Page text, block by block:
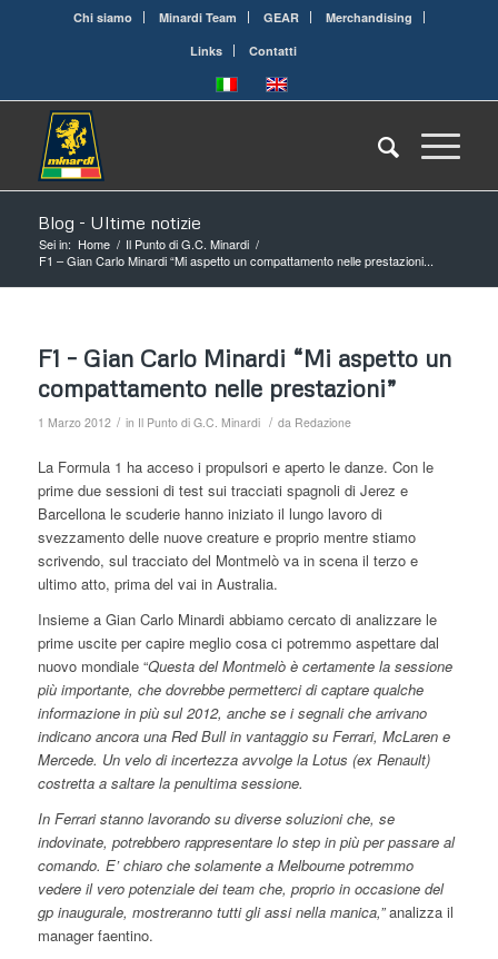
Chi siamo Minardi Team GEAR
Merchandising
Links
Contatti
Blog - Ultime notizie
Sei in: Home / Il Punto di G.C. Minardi /
F1 – Gian Carlo Minardi “Mi aspetto un compattamento nelle prestazioni...
F1 – Gian Carlo Minardi “Mi aspetto un
compattamento nelle prestazioni”
1 Marzo 2012 / in Il Punto di G.C. Minardi / da Redazione
La Formula 1 ha acceso i propulsori e aperto le danze. Con le
prime due sessioni di test sui tracciati spagnoli di Jerez e
Barcellona le scuderie hanno iniziato il lungo lavoro di
svezzamento delle nuove creature e proprio mentre stiamo
scrivendo, sul tracciato del Montmelò va in scena il terzo e
ultimo atto, prima del vai in Australia.
Insieme a Gian Carlo Minardi abbiamo cercato di analizzare le
prime uscite per capire meglio cosa ci potremmo aspettare dal
nuovo mondiale “Questa del Montmelò è certamente la sessione
più importante, che dovrebbe permetterci di captare qualche
informazione in più sul 2012, anche se i segnali che arrivano
indicano ancora una Red Bull in vantaggio su Ferrari, McLaren e
Mercede. Un velo di incertezza avvolge la Lotus (ex Renault)
costretta a saltare la penultima sessione.
In Ferrari stanno lavorando su diverse soluzioni che, se
indovinate, potrebbero rappresentare lo step in più per passare al
comando. E’ chiaro che solamente a Melbourne potremmo
vedere il vero potenziale dei team che, proprio in occasione del
gp inaugurale, mostreranno tutti gli assi nella manica,”analizza il
manager faentino.